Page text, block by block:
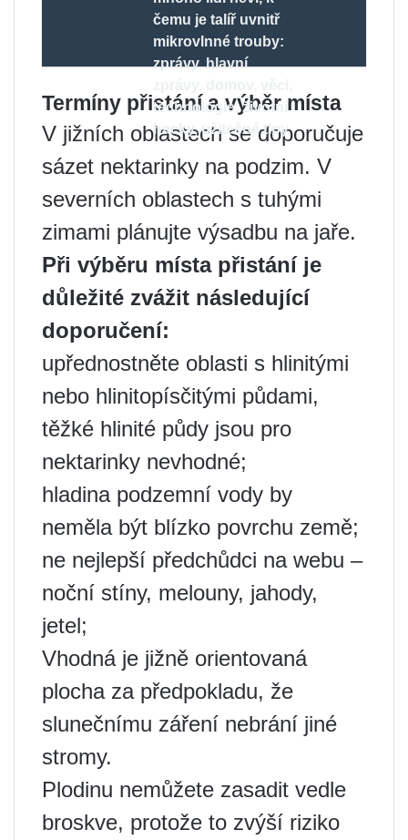
čemu je talíř uvnitř
mikrovlnné trouby:
zprávy, hlavní
technologie, životní
hacky, užitečné tipy
Termíny přistání a výběr místa
V jižních oblastech se doporučuje
sázet nektarinky na podzim. V
severních oblastech s tuhými
zimami plánujte výsadbu na jaře.
Při výběru místa přistání je
důležité zvážit následující
doporučení:
upřednostněte oblasti s hlinitými
nebo hlinitopísčitými půdami,
těžké hlinité půdy jsou pro
nektarinky nevhodné;
hladina podzemní vody by
neměla být blízko povrchu země;
ne nejlepší předchůdci na webu –
noční stíny, melouny, jahody,
jetel;
Vhodná je jižně orientovaná
plocha za předpokladu, že
slunečnímu záření nebrání jiné
stromy.
Plodinu nemůžete zasadit vedle
broskve, protože to zvýší riziko